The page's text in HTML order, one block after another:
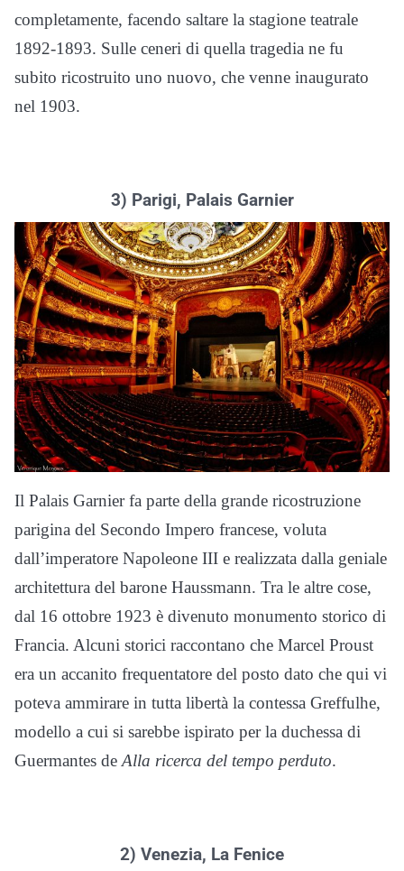
completamente, facendo saltare la stagione teatrale
1892-1893. Sulle ceneri di quella tragedia ne fu
subito ricostruito uno nuovo, che venne inaugurato
nel 1903.
3) Parigi, Palais Garnier
Il Palais Garnier fa parte della grande ricostruzione
parigina del Secondo Impero francese, voluta
dall’imperatore Napoleone III e realizzata dalla geniale
architettura del barone Haussmann. Tra le altre cose,
dal 16 ottobre 1923 è divenuto monumento storico di
Francia. Alcuni storici raccontano che Marcel Proust
era un accanito frequentatore del posto dato che qui vi
poteva ammirare in tutta libertà la contessa Greffulhe,
modello a cui si sarebbe ispirato per la duchessa di
Guermantes de Alla ricerca del tempo perduto.
2) Venezia, La Fenice